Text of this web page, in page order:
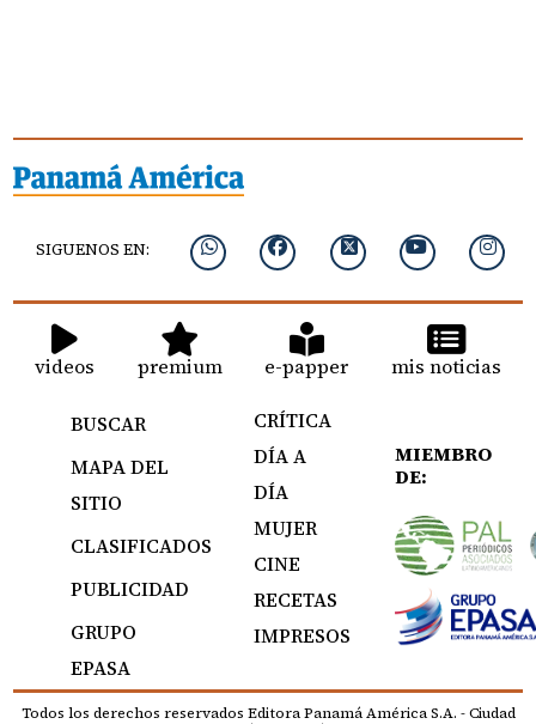
SIGUENOS EN:
videos premium e-papper mis noticias
BUSCAR
MAPA DEL
SITIO
CLASIFICADOS
PUBLICIDAD
GRUPO
EPASA
CRÍTICA
DÍA A
DÍA
MUJER
CINE
RECETAS
IMPRESOS
MIEMBRO
DE:
Todos los derechos reservados Editora Panamá América S.A. - Ciudad